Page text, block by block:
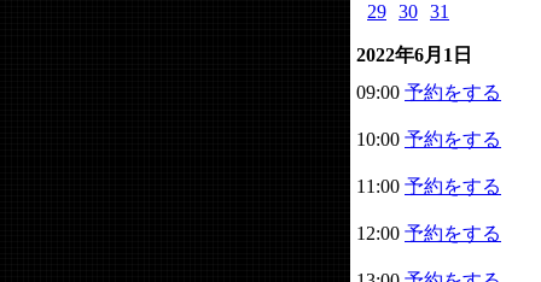
29 30 31
2022年6月1日
09:00 予約をする
10:00 予約をする
11:00 予約をする
12:00 予約をする